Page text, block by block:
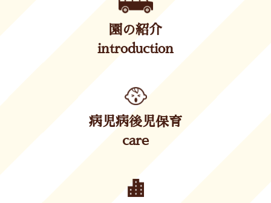
園の紹介
introduction
病児病後児保育
care